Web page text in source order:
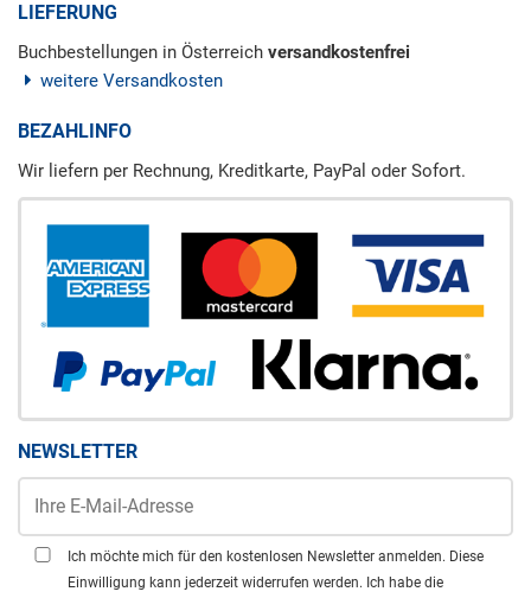
LIEFERUNG
Buchbestellungen in Österreich versandkostenfrei
weitere Versandkosten
BEZAHLINFO
Wir liefern per Rechnung, Kreditkarte, PayPal oder Sofort.
NEWSLETTER
Ich möchte mich für den kostenlosen Newsletter anmelden. Diese
Einwilligung kann jederzeit widerrufen werden. Ich habe die